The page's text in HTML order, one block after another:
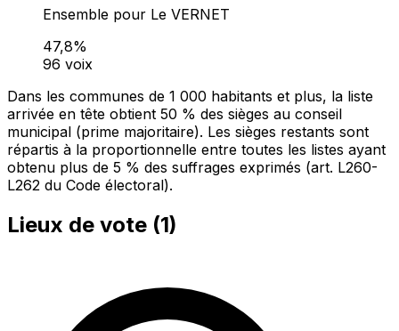
Ensemble pour Le VERNET
47,8%
96 voix
Dans les communes de 1 000 habitants et plus, la liste
arrivée en tête obtient 50 % des sièges au conseil
municipal (prime majoritaire). Les sièges restants sont
répartis à la proportionnelle entre toutes les listes ayant
obtenu plus de 5 % des suffrages exprimés (art. L260-
L262 du Code électoral).
Lieux de vote (1)